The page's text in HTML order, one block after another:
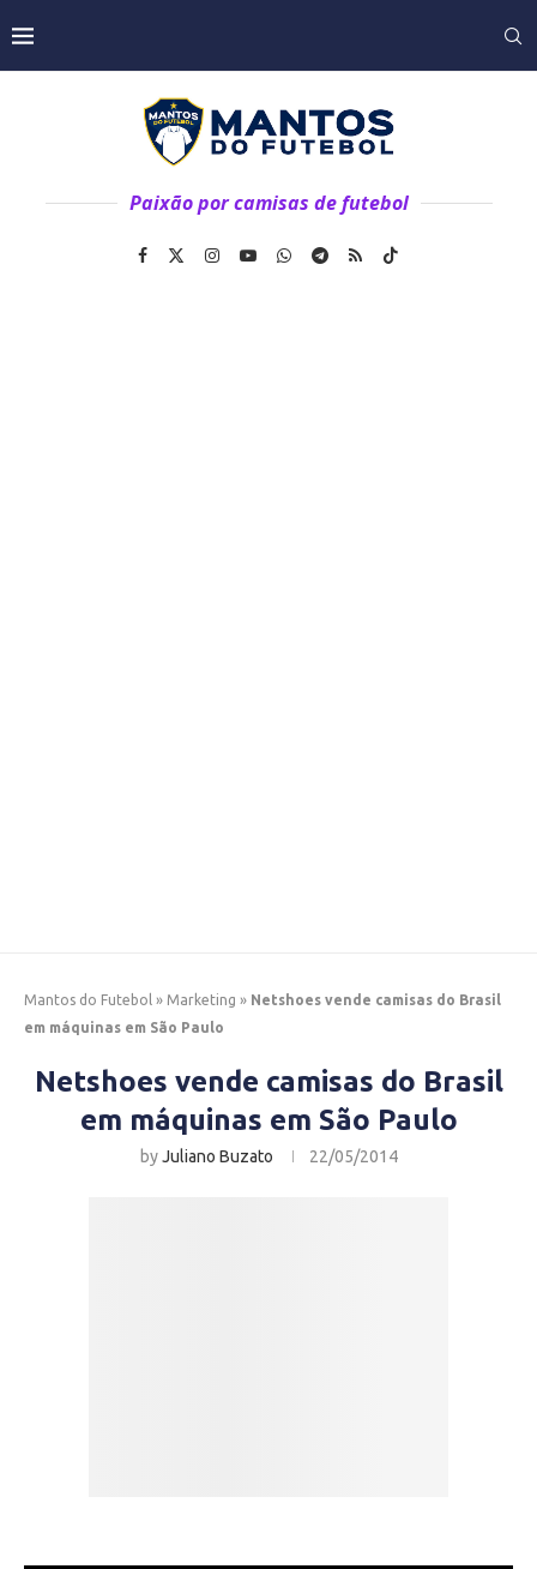
Paixão por camisas de futebol
Mantos do Futebol » Marketing » Netshoes vende camisas do Brasil
em máquinas em São Paulo
Netshoes vende camisas do Brasil
em máquinas em São Paulo
byJuliano Buzato 22/05/2014